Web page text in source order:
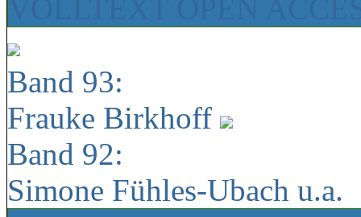
Band 93:
Frauke Birkhoff
Band 92:
Simone Fühles-Ubach u.a.